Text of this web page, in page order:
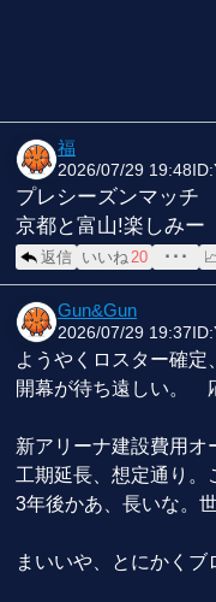
福
2026/07/29 19:48
プレシーズンマッチ
京都と富山!楽しみー
返信 いいね20 ･･･
Gun&Gun
2026/07/29 19:37
ようやくロスター確定
開幕が待ち遠しい。
新アリーナ建設費用オ
工期延長、想定通り。
3年後かあ、長いな。
まいいや、とにかくブ